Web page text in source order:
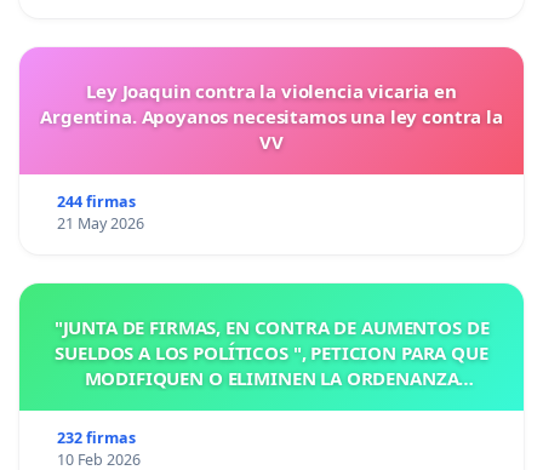
Ley Joaquin contra la violencia vicaria en
Argentina. Apoyanos necesitamos una ley contra la
VV
244 firmas
21 May 2026
"JUNTA DE FIRMAS, EN CONTRA DE AUMENTOS DE
SUELDOS A LOS POLÍTICOS ", PETICION PARA QUE
MODIFIQUEN O ELIMINEN LA ORDENANZA
232 firmas
10 Feb 2026